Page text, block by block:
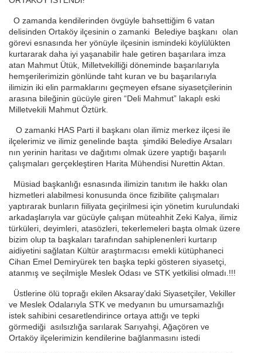
O zamanda kendilerinden övgüyle bahsettiğim 6 vatan
delisinden Ortaköy ilçesinin o zamanki Belediye başkanı olan
görevi esnasında her yönüyle ilçesinin ismindeki köylülükten
kurtararak daha iyi yaşanabilir hale getiren başarılara imza
atan Mahmut Ütük, Milletvekilliği döneminde başarılarıyla
hemşerilerimizin gönlünde taht kuran ve bu başarılarıyla
ilimizin iki elin parmaklarını geçmeyen efsane siyasetçilerinin
arasına bileğinin gücüyle giren “Deli Mahmut” lakaplı eski
Milletvekili Mahmut Öztürk.
O zamanki HAS Parti il başkanı olan ilimiz merkez ilçesi ile
ilçelerimiz ve ilimiz genelinde başta şimdiki Belediye Arsaları
nın yerinin haritası ve dağıtımı olmak üzere yaptığı başarılı
çalışmaları gerçekleştiren Harita Mühendisi Nurettin Aktan.
Müsiad başkanlığı esnasında ilimizin tanıtım ile hakkı olan
hizmetleri alabilmesi konusunda önce fizibilite çalışmaları
yaptırarak bunların fiiliyata geçirilmesi için yönetim kurulundaki
arkadaşlarıyla var gücüyle çalışan müteahhit Zeki Kalya, ilimiz
türküleri, deyimleri, atasözleri, tekerlemeleri başta olmak üzere
bizim olup ta başkaları tarafından sahiplenenleri kurtarıp
aidiyetini sağlatan Kültür araştırmacısı emekli kütüphaneci
Cihan Emel Demiryürek ten başka tepki gösteren siyasetçi,
atanmış ve seçilmişle Meslek Odası ve STK yetkilisi olmadı.!!!
Üstlerine ölü toprağı ekilen Aksaray’daki Siyasetçiler, Vekiller
ve Meslek Odalarıyla STK ve medyanın bu umursamazlığı
istek sahibini cesaretlendirince ortaya attığı ve tepki
görmediği asılsızlığa sarılarak Sarıyahşi, Ağaçören ve
Ortaköy ilçelerimizin kendilerine bağlanmasını istedi